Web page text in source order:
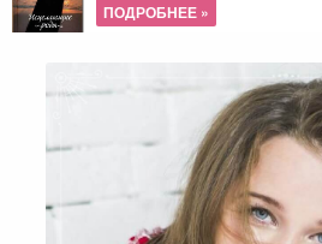
ПОДРОБНЕЕ »